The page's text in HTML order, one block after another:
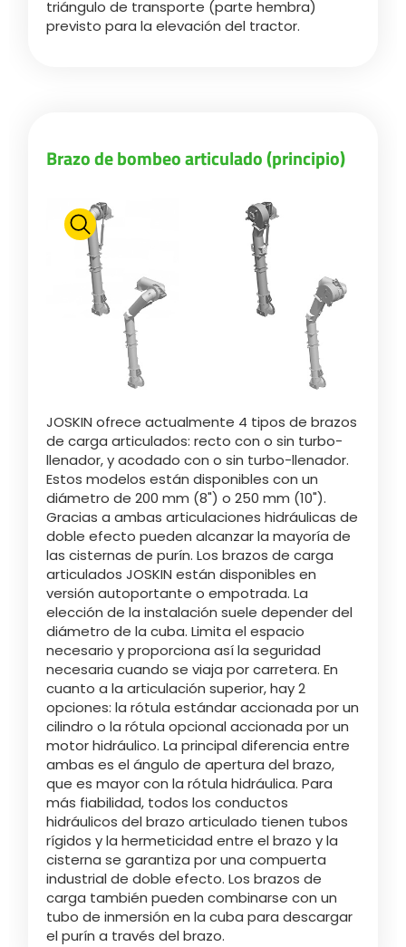
triángulo de transporte (parte hembra)
previsto para la elevación del tractor.
Brazo de bombeo articulado (principio)
JOSKIN ofrece actualmente 4 tipos de brazos
de carga articulados: recto con o sin turbo-
llenador, y acodado con o sin turbo-llenador.
Estos modelos están disponibles con un
diámetro de 200 mm (8") o 250 mm (10").
Gracias a ambas articulaciones hidráulicas de
doble efecto pueden alcanzar la mayoría de
las cisternas de purín. Los brazos de carga
articulados JOSKIN están disponibles en
versión autoportante o empotrada. La
elección de la instalación suele depender del
diámetro de la cuba. Limita el espacio
necesario y proporciona así la seguridad
necesaria cuando se viaja por carretera. En
cuanto a la articulación superior, hay 2
opciones: la rótula estándar accionada por un
cilindro o la rótula opcional accionada por un
motor hidráulico. La principal diferencia entre
ambas es el ángulo de apertura del brazo,
que es mayor con la rótula hidráulica. Para
más fiabilidad, todos los conductos
hidráulicos del brazo articulado tienen tubos
rígidos y la hermeticidad entre el brazo y la
cisterna se garantiza por una compuerta
industrial de doble efecto. Los brazos de
carga también pueden combinarse con un
tubo de inmersión en la cuba para descargar
el purín a través del brazo.